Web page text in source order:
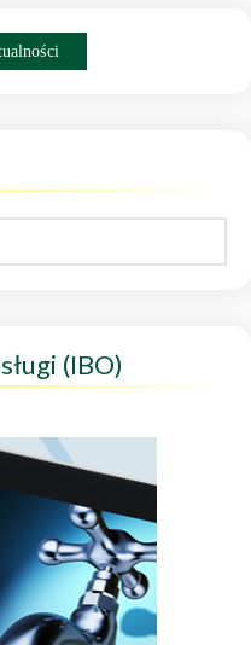
(IBO)